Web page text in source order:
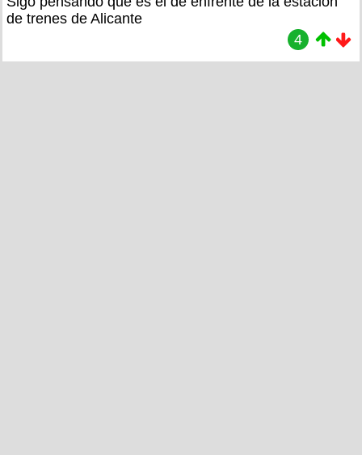
de trenes de Alicante
4